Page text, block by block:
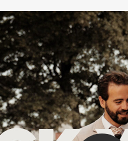
Play Video